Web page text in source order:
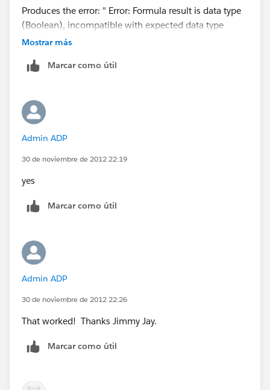
Produces the error: " Error: Formula result is data type
(Boolean), incompatible with expected data type
(Text). "
ISPICKVAL( IP_Relationship_Manager_new__c ,
produces this error: "Error: Incorrect parameter type for
function 'ISPICKVAL()'. Expected Picklist, received
Text"
Mostrar más
Marcar como útil
Admin ADP
30 de noviembre de 2012 22:19
yes
Marcar como útil
Admin ADP
30 de noviembre de 2012 22:26
That worked! Thanks Jimmy Jay.
Marcar como útil